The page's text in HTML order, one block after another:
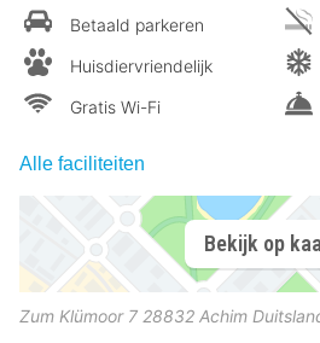
Betaald parkeren
Huisdiervriendelijk
Gratis Wi-Fi
Alle faciliteiten
Bekijk op
Zum Klümoor 7 28832 Achim